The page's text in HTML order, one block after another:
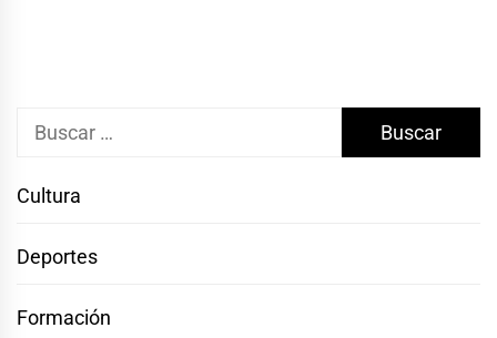
Buscar:
Cultura
Deportes
Formación